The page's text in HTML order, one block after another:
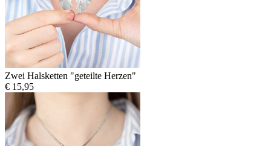
Zwei Halsketten "geteilte Herzen"
€ 15,95